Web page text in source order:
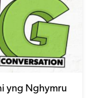
yng Nghymru